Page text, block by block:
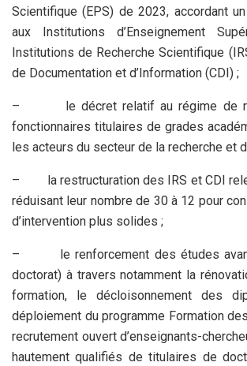
Scientifique (EPS) de 2023, accordant
aux Institutions d’Enseignement
Institutions de Recherche Scientifique
de Documentation et d’Information (CDI) ;
–
le décret relatif au régime de
fonctionnaires titulaires de grades
les acteurs du secteur de la recherche et
–
la restructuration des IRS et CDI
réduisant leur nombre de 30 à 12 pour
d’intervention plus solides ;
–
le renforcement des études
doctorat) à travers notamment la
formation, le décloisonnement des
déploiement du programme Formation
recrutement ouvert d’enseignants-
hautement qualifiés de titulaires de